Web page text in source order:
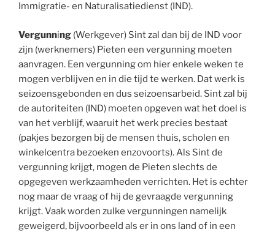
Immigratie- en Naturalisatiedienst (IND).
Vergunning (Werkgever) Sint zal dan bij de IND voor
zijn (werknemers) Pieten een vergunning moeten
aanvragen. Een vergunning om hier enkele weken te
mogen verblijven en in die tijd te werken. Dat werk is
seizoensgebonden en dus seizoensarbeid. Sint zal bij
de autoriteiten (IND) moeten opgeven wat het doel is
van het verblijf, waaruit het werk precies bestaat
(pakjes bezorgen bij de mensen thuis, scholen en
winkelcentra bezoeken enzovoorts). Als Sint de
vergunning krijgt, mogen de Pieten slechts de
opgegeven werkzaamheden verrichten. Het is echter
nog maar de vraag of hij de gevraagde vergunning
krijgt. Vaak worden zulke vergunningen namelijk
geweigerd, bijvoorbeeld als er in ons land of in een